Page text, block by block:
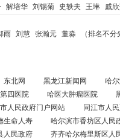
解培华 刘锡菊 史轶夫 王琳 戚
雨 刘慧 张瀚元 董淼 （排名不
东北网 黑龙江新闻网
哈
四医院 哈医大肿瘤医院
人民政府门户网站
同江市人
生命人寿
哈尔滨市香坊区人民
人民政府 齐齐哈尔梅里斯区人